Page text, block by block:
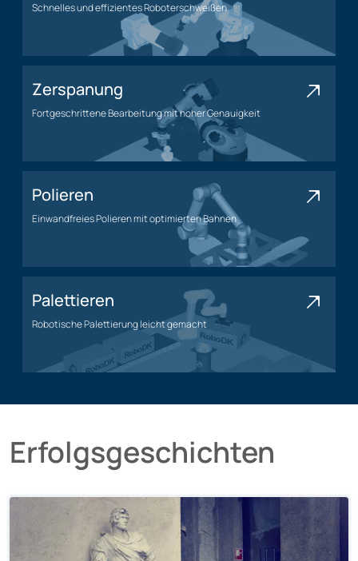
Schnelles und effizientes Roboterschweißen
Schweißanwendung
Zerspanung
Fortgeschrittene Bearbeitung mit hoher Genauigkeit
Bearbeitungsanwendung
Polieren
Einwandfreies Polieren mit optimierten Bahnen
Palettieren
Robotische Palettierung leicht gemacht
Palettieranwendung
Erfolgsgeschichten